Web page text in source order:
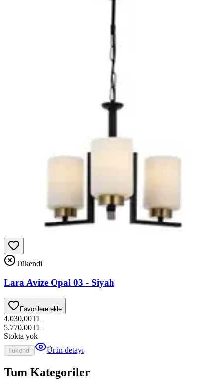
Tükendi
Lara Avize Opal 03 - Siyah
Favorilere ekle
4.030,00TL
5.770,00TL
Stokta yok
Tükendi Ürün detayı
Tum Kategoriler